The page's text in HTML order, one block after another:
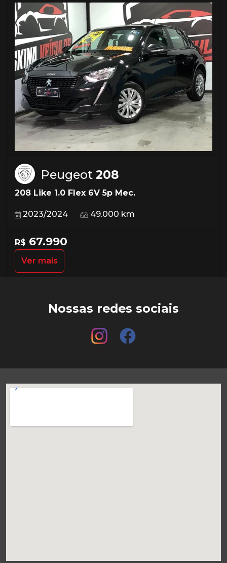
Peugeot 208
208 Like 1.0 Flex 6V 5p Mec.
2023/2024 49.000 km
R$ 67.990
Ver mais
Nossas redes sociais